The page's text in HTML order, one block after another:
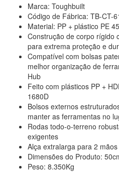
Marca: Toughbuilt
Código de Fábrica: TB-CT-
Material: PP + plástico PE
Construção de corpo rígido
para extrema proteção e
Compatível com bolsas
melhor organização de
Hub
Feito com plásticos PP +
1680D
Bolsos externos
manter as ferramentas no
Rodas todo-o-terreno
exigentes
Alça extralarga para 2
Dimensões do Produto:
Peso: 8.350Kg